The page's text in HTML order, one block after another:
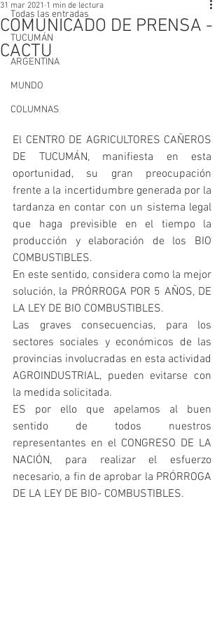
Todas las entradas
TUCUMÁN
ARGENTINA
MUNDO
COLUMNAS
COMUNICADO DE PRENSA -
CACTU
31 mar 2021 1 min de lectura
El CENTRO DE AGRICULTORES CAÑEROS
DE TUCUMÁN, manifiesta en esta
oportunidad, su gran preocupación
frente a la incertidumbre generada por la
tardanza en contar con un sistema legal
que haga previsible en el tiempo la
producción y elaboración de los BIO
COMBUSTIBLES.
En este sentido, considera como la mejor
solución, la PRÓRROGA POR 5 AÑOS, DE
LA LEY DE BIO COMBUSTIBLES.
Las graves consecuencias, para los
sectores sociales y económicos de las
provincias involucradas en esta actividad
AGROINDUSTRIAL, pueden evitarse con
la medida solicitada.
ES por ello que apelamos al buen
sentido de todos nuestros
representantes en el CONGRESO DE LA
NACIÓN, para realizar el esfuerzo
necesario, a fin de aprobar la PRÓRROGA
DE LA LEY DE BIO- COMBUSTIBLES.